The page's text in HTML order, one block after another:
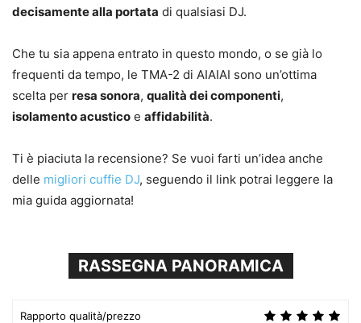
decisamente alla portata di qualsiasi DJ.
Che tu sia appena entrato in questo mondo, o se già lo
frequenti da tempo, le TMA-2 di AIAIAI sono un’ottima
scelta per resa sonora, qualità dei componenti,
isolamento acustico e affidabilità.
Ti è piaciuta la recensione? Se vuoi farti un’idea anche
delle migliori cuffie DJ, seguendo il link potrai leggere la
mia guida aggiornata!
RASSEGNA PANORAMICA
Rapporto qualità/prezzo